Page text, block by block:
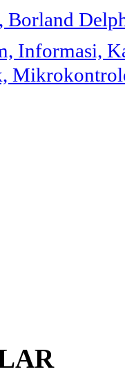
Borland
Informasi,